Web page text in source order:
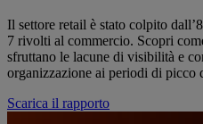
Il settore retail è stato colpito
7 rivolti al commercio. Scopri
sfruttano le lacune di visibilità e
organizzazione ai periodi di picco
Scarica il rapporto